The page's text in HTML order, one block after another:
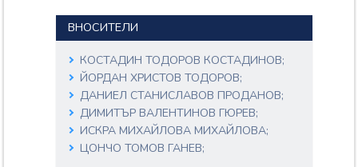
ВНОСИТЕЛИ
КОСТАДИН ТОДОРОВ КОСТАДИНОВ;
ЙОРДАН ХРИСТОВ ТОДОРОВ;
ДАНИЕЛ СТАНИСЛАВОВ ПРОДАНОВ;
ДИМИТЪР ВАЛЕНТИНОВ ГЮРЕВ;
ИСКРА МИХАЙЛОВА МИХАЙЛОВА;
ЦОНЧО ТОМОВ ГАНЕВ;